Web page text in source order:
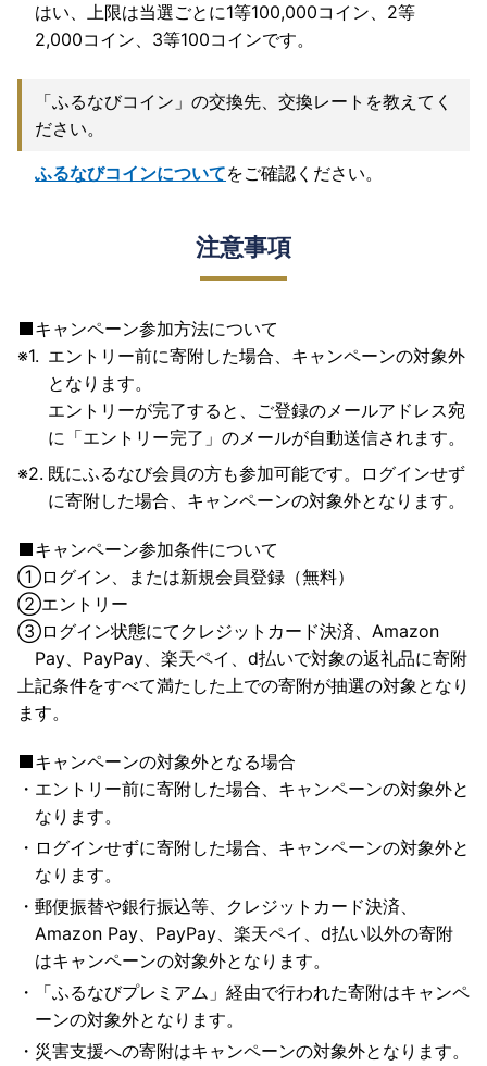
はい、上限は当選ごとに1等100,000コイン、2等
2,000コイン、3等100コインです。
「ふるなびコイン」の交換先、交換レートを教えてく
ださい。
ふるなびコインについてをご確認ください。
注意事項
キャンペーン参加方法について
エントリー前に寄附した場合、キャンペーンの対象外
となります。
エントリーが完了すると、ご登録のメールアドレス宛
に「エントリー完了」のメールが自動送信されます。
既にふるなび会員の方も参加可能です。ログインせず
に寄附した場合、キャンペーンの対象外となります。
キャンペーン参加条件について
①ログイン、または新規会員登録（無料）
②エントリー
③ログイン状態にてクレジットカード決済、Amazon
Pay、PayPay、楽天ペイ、d払いで対象の返礼品に寄附
上記条件をすべて満たした上での寄附が抽選の対象となり
ます。
キャンペーンの対象外となる場合
エントリー前に寄附した場合、キャンペーンの対象外と
なります。
ログインせずに寄附した場合、キャンペーンの対象外と
なります。
郵便振替や銀行振込等、クレジットカード決済、
Amazon Pay、PayPay、楽天ペイ、d払い以外の寄附
はキャンペーンの対象外となります。
「ふるなびプレミアム」経由で行われた寄附はキャンペ
ーンの対象外となります。
災害支援への寄附はキャンペーンの対象外となります。